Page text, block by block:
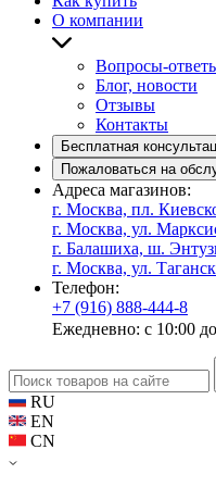
О компании
Вопросы-
Блог, новости
Отзывы
Контакты
Бесплатная
Пожаловаться на
Адреса магазинов:
г. Москва, пл.
г. Москва, ул.
г. Балашиха, ш.
г. Москва, ул.
Телефон:
+7 (916) 888-444-8
Ежедневно: с 10:00
RU
EN
CN